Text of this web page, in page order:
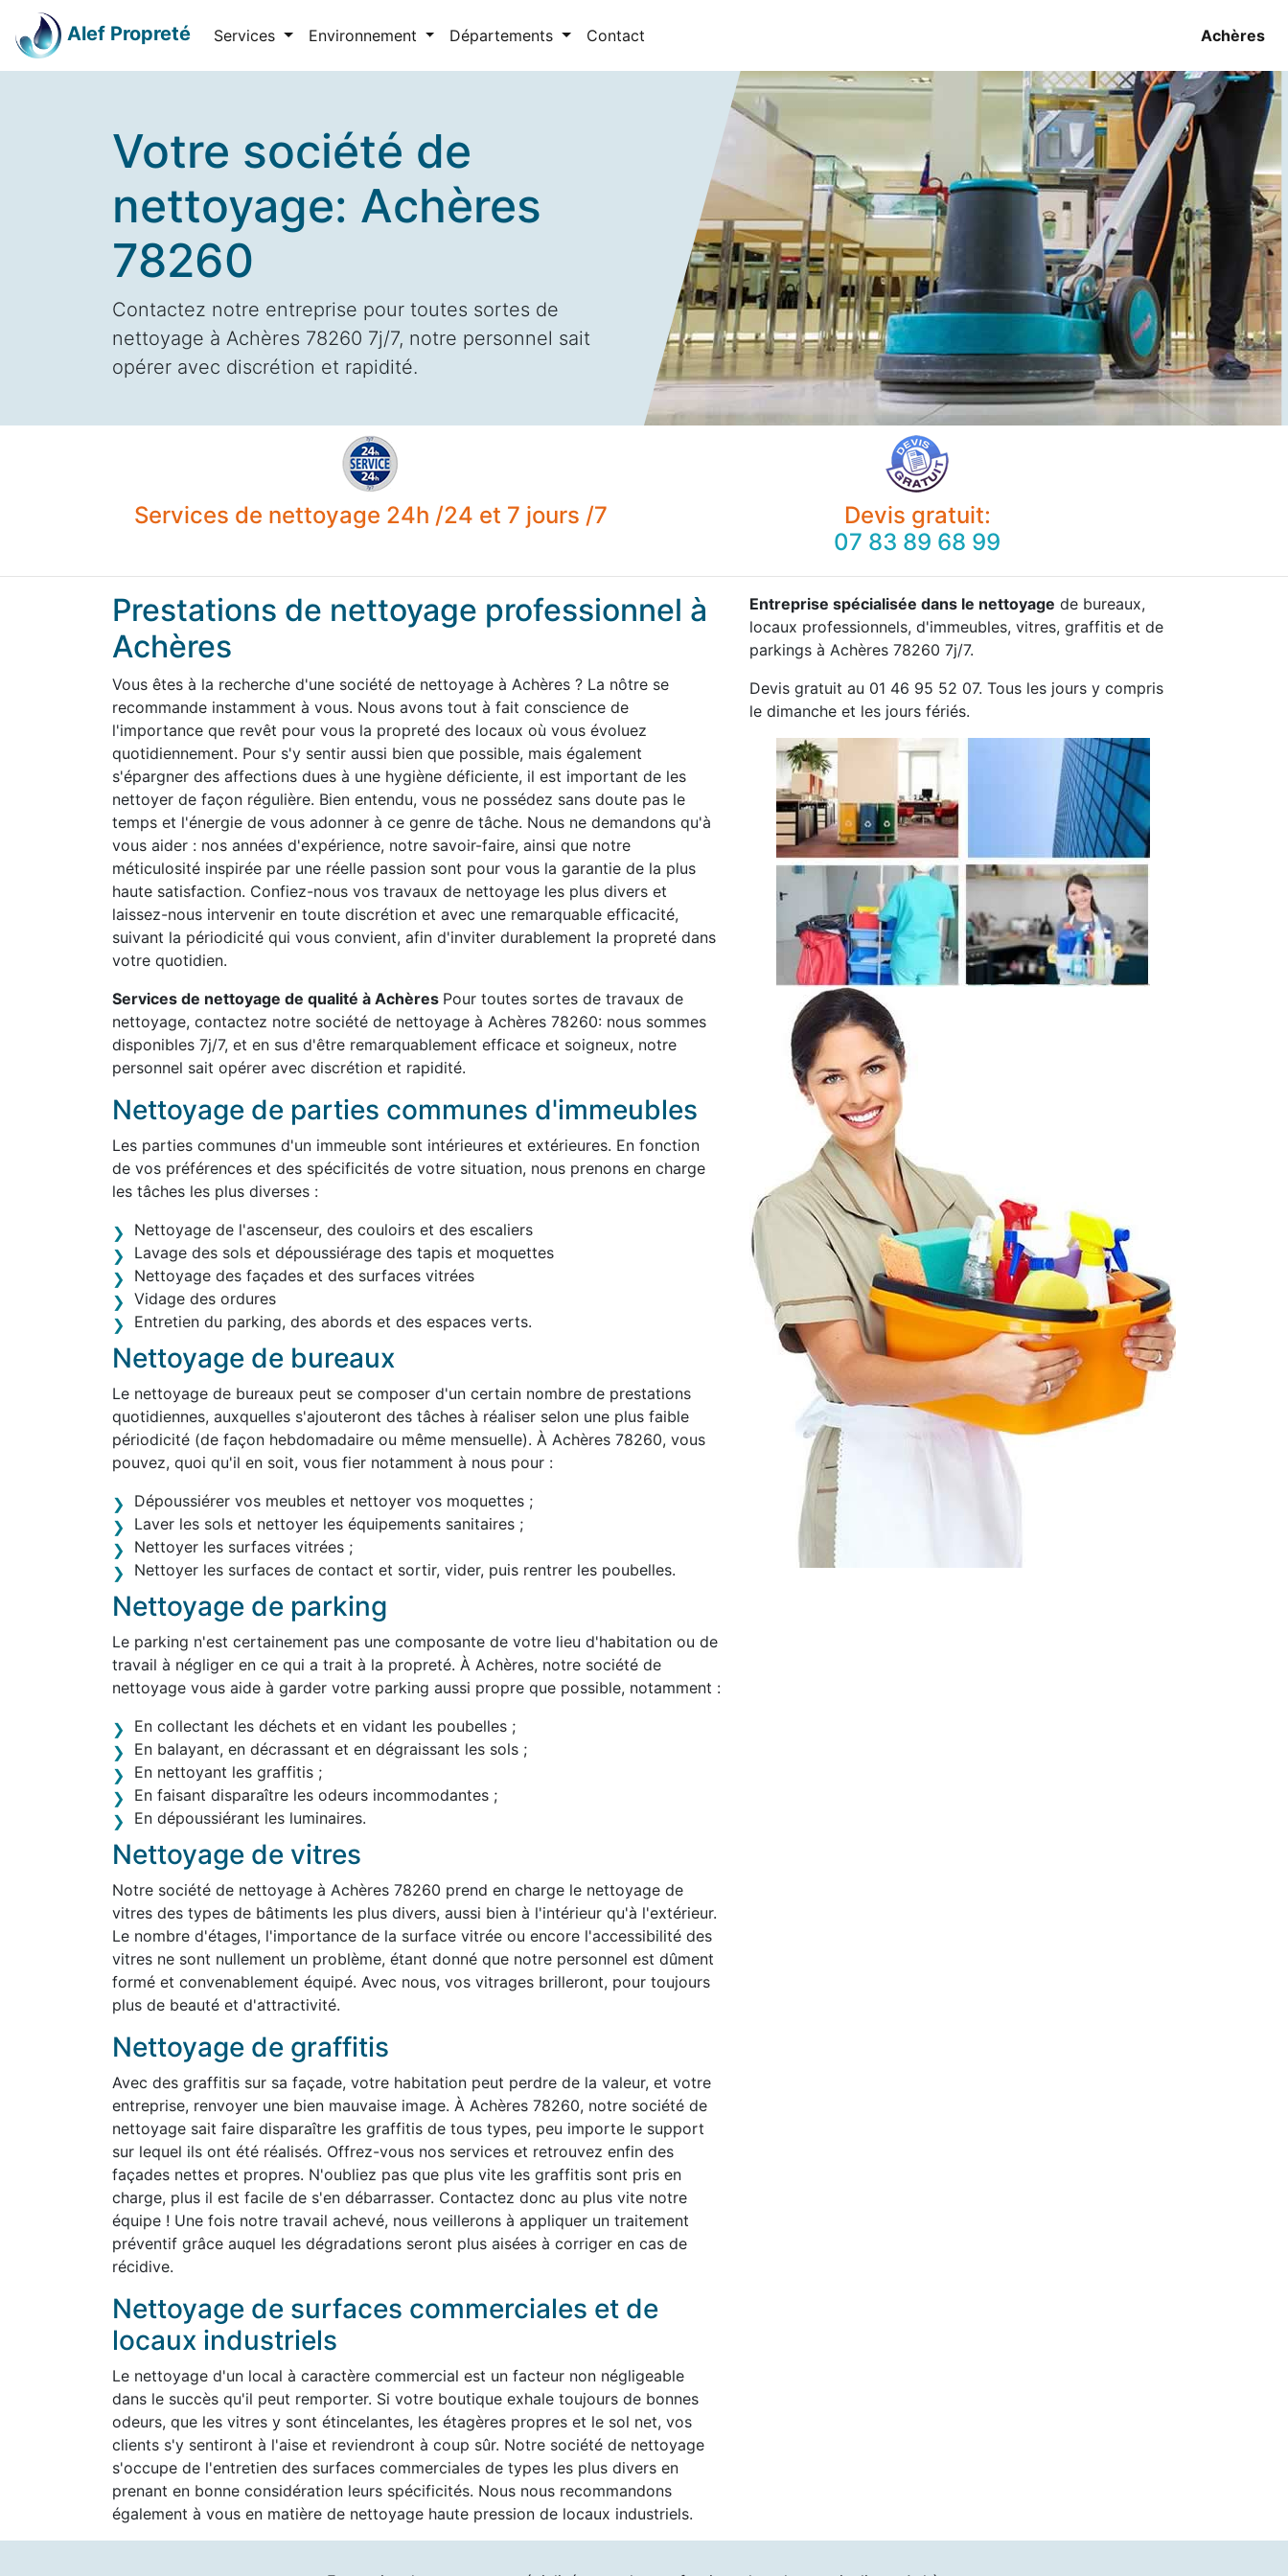
Alef Propreté Services Environnement Départements Contact Achères
Votre société de
nettoyage: Achères
78260
Contactez notre entreprise pour toutes sortes de
nettoyage à Achères 78260 7j/7, notre personnel sait
opérer avec discrétion et rapidité.
Services de nettoyage 24h /24 et 7 jours /7
Devis gratuit:
07 83 89 68 99
Prestations de nettoyage professionnel à
Achères
Vous êtes à la recherche d'une société de nettoyage à Achères ? La nôtre se
recommande instamment à vous. Nous avons tout à fait conscience de
l'importance que revêt pour vous la propreté des locaux où vous évoluez
quotidiennement. Pour s'y sentir aussi bien que possible, mais également
s'épargner des affections dues à une hygiène déficiente, il est important de les
nettoyer de façon régulière. Bien entendu, vous ne possédez sans doute pas le
temps et l'énergie de vous adonner à ce genre de tâche. Nous ne demandons qu'à
vous aider : nos années d'expérience, notre savoir-faire, ainsi que notre
méticulosité inspirée par une réelle passion sont pour vous la garantie de la plus
haute satisfaction. Confiez-nous vos travaux de nettoyage les plus divers et
laissez-nous intervenir en toute discrétion et avec une remarquable efficacité,
suivant la périodicité qui vous convient, afin d'inviter durablement la propreté dans
votre quotidien.
Services de nettoyage de qualité à Achères Pour toutes sortes de travaux de
nettoyage, contactez notre société de nettoyage à Achères 78260: nous sommes
disponibles 7j/7, et en sus d'être remarquablement efficace et soigneux, notre
personnel sait opérer avec discrétion et rapidité.
Nettoyage de parties communes d'immeubles
Les parties communes d'un immeuble sont intérieures et extérieures. En fonction
de vos préférences et des spécificités de votre situation, nous prenons en charge
les tâches les plus diverses :
Nettoyage de l'ascenseur, des couloirs et des escaliers
Lavage des sols et dépoussiérage des tapis et moquettes
Nettoyage des façades et des surfaces vitrées
Vidage des ordures
Entretien du parking, des abords et des espaces verts.
Nettoyage de bureaux
Le nettoyage de bureaux peut se composer d'un certain nombre de prestations
quotidiennes, auxquelles s'ajouteront des tâches à réaliser selon une plus faible
périodicité (de façon hebdomadaire ou même mensuelle). À Achères 78260, vous
pouvez, quoi qu'il en soit, vous fier notamment à nous pour :
Dépoussiérer vos meubles et nettoyer vos moquettes ;
Laver les sols et nettoyer les équipements sanitaires ;
Nettoyer les surfaces vitrées ;
Nettoyer les surfaces de contact et sortir, vider, puis rentrer les poubelles.
Nettoyage de parking
Le parking n'est certainement pas une composante de votre lieu d'habitation ou de
travail à négliger en ce qui a trait à la propreté. À Achères, notre société de
nettoyage vous aide à garder votre parking aussi propre que possible, notamment :
En collectant les déchets et en vidant les poubelles ;
En balayant, en décrassant et en dégraissant les sols ;
En nettoyant les graffitis ;
En faisant disparaître les odeurs incommodantes ;
En dépoussiérant les luminaires.
Nettoyage de vitres
Notre société de nettoyage à Achères 78260 prend en charge le nettoyage de
vitres des types de bâtiments les plus divers, aussi bien à l'intérieur qu'à l'extérieur.
Le nombre d'étages, l'importance de la surface vitrée ou encore l'accessibilité des
vitres ne sont nullement un problème, étant donné que notre personnel est dûment
formé et convenablement équipé. Avec nous, vos vitrages brilleront, pour toujours
plus de beauté et d'attractivité.
Nettoyage de graffitis
Avec des graffitis sur sa façade, votre habitation peut perdre de la valeur, et votre
entreprise, renvoyer une bien mauvaise image. À Achères 78260, notre société de
nettoyage sait faire disparaître les graffitis de tous types, peu importe le support
sur lequel ils ont été réalisés. Offrez-vous nos services et retrouvez enfin des
façades nettes et propres. N'oubliez pas que plus vite les graffitis sont pris en
charge, plus il est facile de s'en débarrasser. Contactez donc au plus vite notre
équipe ! Une fois notre travail achevé, nous veillerons à appliquer un traitement
préventif grâce auquel les dégradations seront plus aisées à corriger en cas de
récidive.
Nettoyage de surfaces commerciales et de
locaux industriels
Le nettoyage d'un local à caractère commercial est un facteur non négligeable
dans le succès qu'il peut remporter. Si votre boutique exhale toujours de bonnes
odeurs, que les vitres y sont étincelantes, les étagères propres et le sol net, vos
clients s'y sentiront à l'aise et reviendront à coup sûr. Notre société de nettoyage
s'occupe de l'entretien des surfaces commerciales de types les plus divers en
prenant en bonne considération leurs spécificités. Nous nous recommandons
également à vous en matière de nettoyage haute pression de locaux industriels.
Entreprise spécialisée dans le nettoyage de bureaux,
locaux professionnels, d'immeubles, vitres, graffitis et de
parkings à Achères 78260 7j/7.
Devis gratuit au 01 46 95 52 07. Tous les jours y compris
le dimanche et les jours fériés.